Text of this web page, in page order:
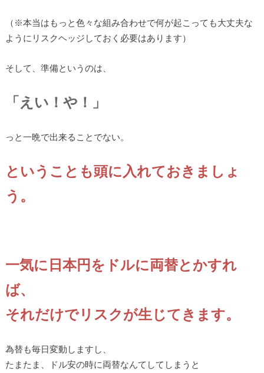
（※本当はもっと色々な組み合わせで何が起こっても大丈夫な
ようにリスクヘッジしておく必要はあります）
そして、準備というのは、
「えい！や！」
っと一晩で出来ることでない。
ということも頭に入れておきましょ
う。
一気に日本円をドルに両替とかすれ
ば、
それだけでリスクが生じてきます。
為替も毎日変動しますし、
たまたま、ドル安の時に両替なんてしてしまうと